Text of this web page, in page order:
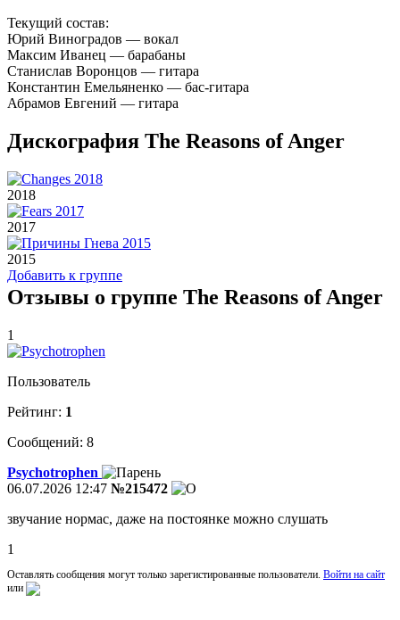
Текущий состав:
Юрий Виноградов — вокал
Максим Иванец — барабаны
Станислав Воронцов — гитара
Константин Емельяненко — бас-гитара
Абрамов Евгений — гитара
Дискография The Reasons of Anger
2018
2017
2015
Добавить к группе
Отзывы о группе The Reasons of Anger
1
Пользователь
Рейтинг: 1
Сообщений: 8
Psychotrophen
06.07.2026 12:47 №215472
звучание нормас, даже на постоянке можно слушать
1
Оставлять сообщения могут только зарегистированные пользователи. Войти на сайт
или